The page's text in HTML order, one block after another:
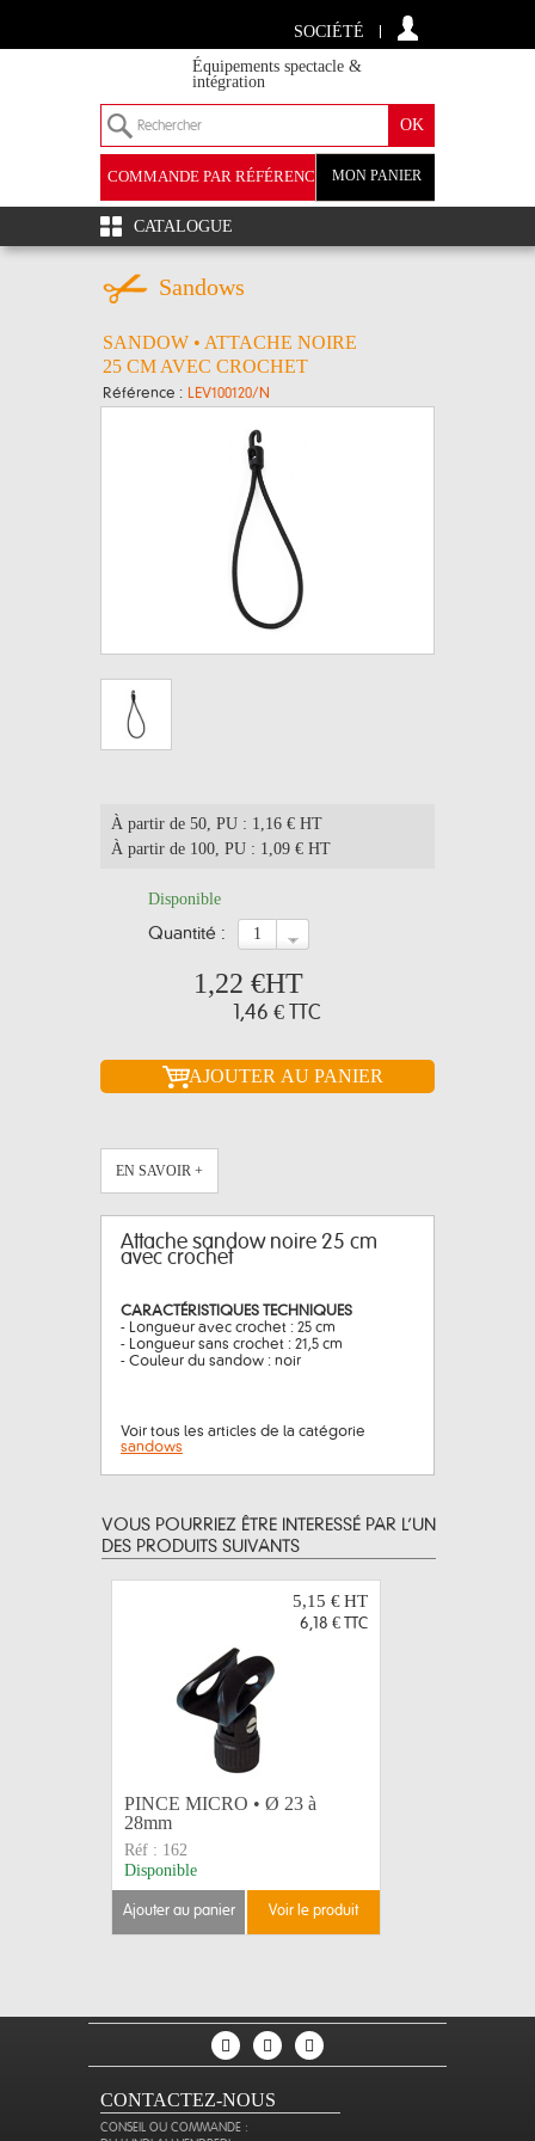
SOCIÉTÉ
Équipements spectacle &
intégration
MON PANIER
COMMANDE PAR RÉFÉRENCE
CATALOGUE
Sandows
SANDOW • ATTACHE NOIRE
25 CM AVEC CROCHET
Référence : LEV100120/N
À partir de 50, PU : 1,16 € HT
À partir de 100, PU : 1,09 € HT
Disponible
quantité :
1,22 €HT
1,46 € TTC
EN SAVOIR +
Attache sandow noire 25 cm
avec crochet
CARACTÉRISTIQUES TECHNIQUES
- Longueur avec crochet : 25 cm
- Longueur sans crochet : 21,5 cm
- Couleur du sandow : noir
Voir tous les articles de la catégorie
sandows
VOUS POURRIEZ ÊTRE INTERESSÉ PAR L’UN
DES PRODUITS SUIVANTS
5,15 €HT
6,18 € TTC
PINCE MICRO • Ø 23 à
28mm
Réf : 162
Disponible
ajouter au panier voir le produit
CONTACTEZ-NOUS
CONSEIL OU COMMANDE :